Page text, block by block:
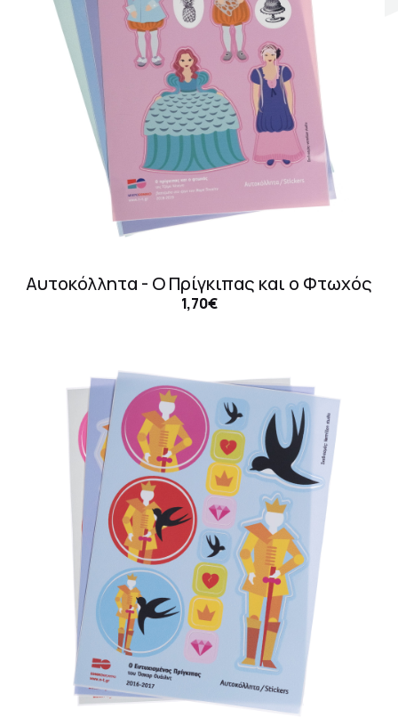
Σκηνογράφοι / Δημιουργοί
Κεντρικό Βιβλιοπωλείο
Πωλητήριο Rex
Πωλητήριο Επίδαυρος
Προτάσεις συνεργασίας
Τρόποι πληρωμής
Επιστροφές/Αλλαγές
Αυτοκόλλητα - Ο Πρίγκιπας και ο Φτωχός
1,70€